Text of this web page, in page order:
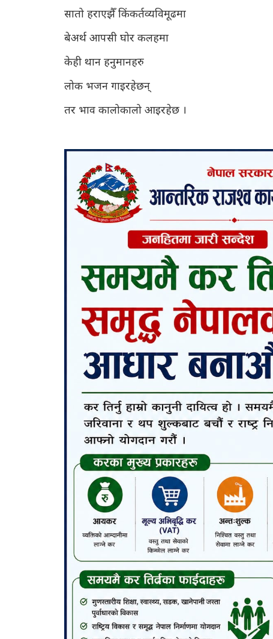
सातो हराएझैँ किंकर्तव्यविमूढमा
बेअर्थ आपसी घोर कलहमा
केही थान हनुमानहरु
लोक भजन गाइरहेछन्
तर भाव कालोकालो आइरहेछ ।